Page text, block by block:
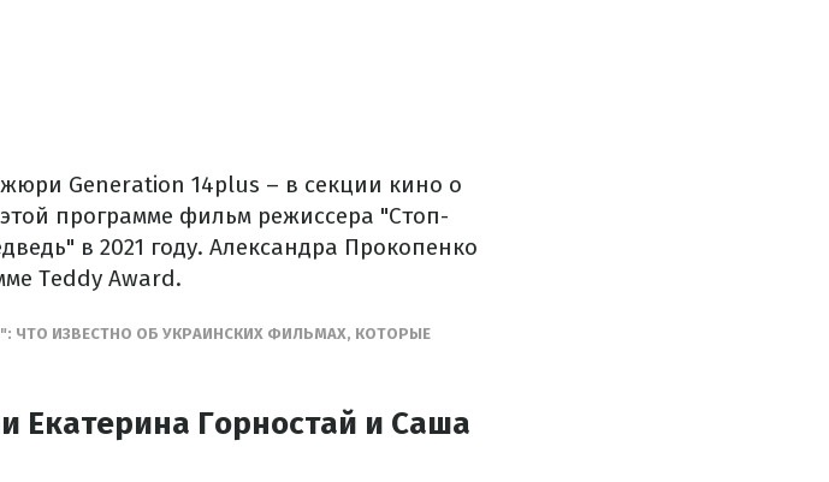
Generation 14plus – в секции кино о
программе фильм режиссера "Стоп-
в 2021 году. Александра Прокопенко
Teddy Award.
ЧТО ИЗВЕСТНО ОБ УКРАИНСКИХ ФИЛЬМАХ, КОТОРЫЕ
Екатерина Горностай и Саша